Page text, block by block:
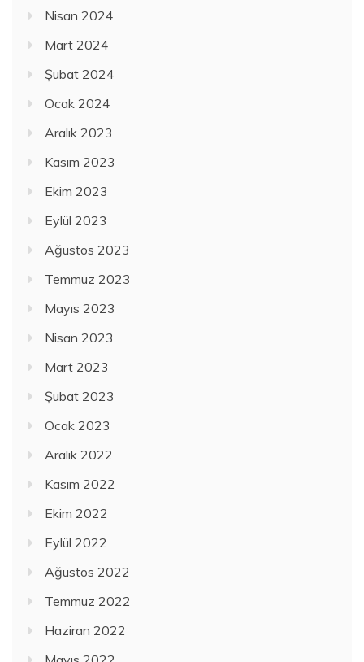
Nisan 2024
Mart 2024
Şubat 2024
Ocak 2024
Aralık 2023
Kasım 2023
Ekim 2023
Eylül 2023
Ağustos 2023
Temmuz 2023
Mayıs 2023
Nisan 2023
Mart 2023
Şubat 2023
Ocak 2023
Aralık 2022
Kasım 2022
Ekim 2022
Eylül 2022
Ağustos 2022
Temmuz 2022
Haziran 2022